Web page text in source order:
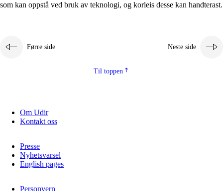
som kan oppstå ved bruk av teknologi, og korleis desse kan handterast.
Førre side Neste side
Til toppen
Om Udir
Kontakt oss
Presse
Nyhetsvarsel
English pages
Personvern